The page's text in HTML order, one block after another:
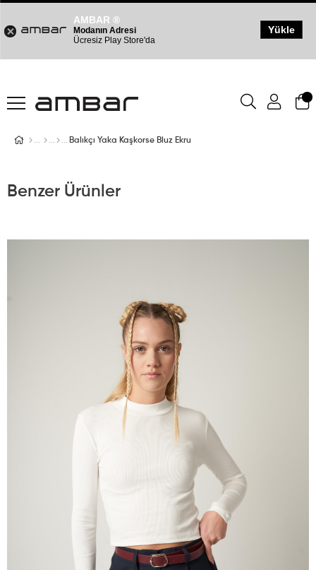
Balıkçı Yaka Kaşkorse Bluz Ekru
Benzer Ürünler
AMBAR ®
Modanın Adresi
Ücresiz Play Store'da
Yükle